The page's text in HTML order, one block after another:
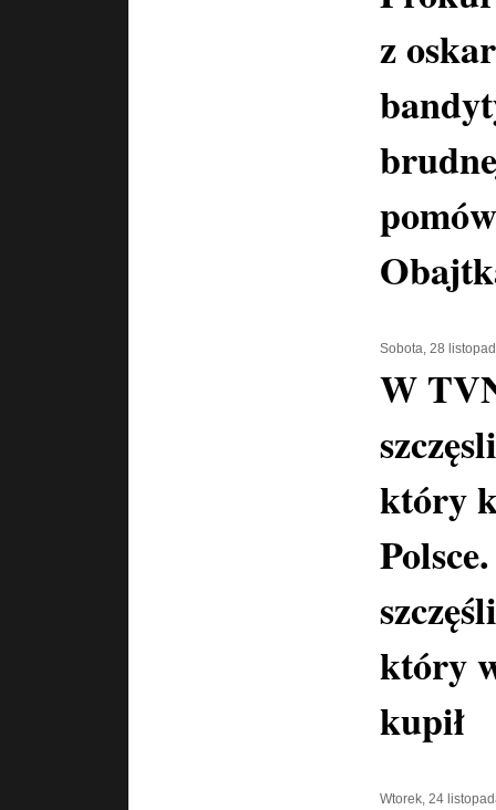
z
Sobota, 28
W
który
który
kupił
Wtorek, 24